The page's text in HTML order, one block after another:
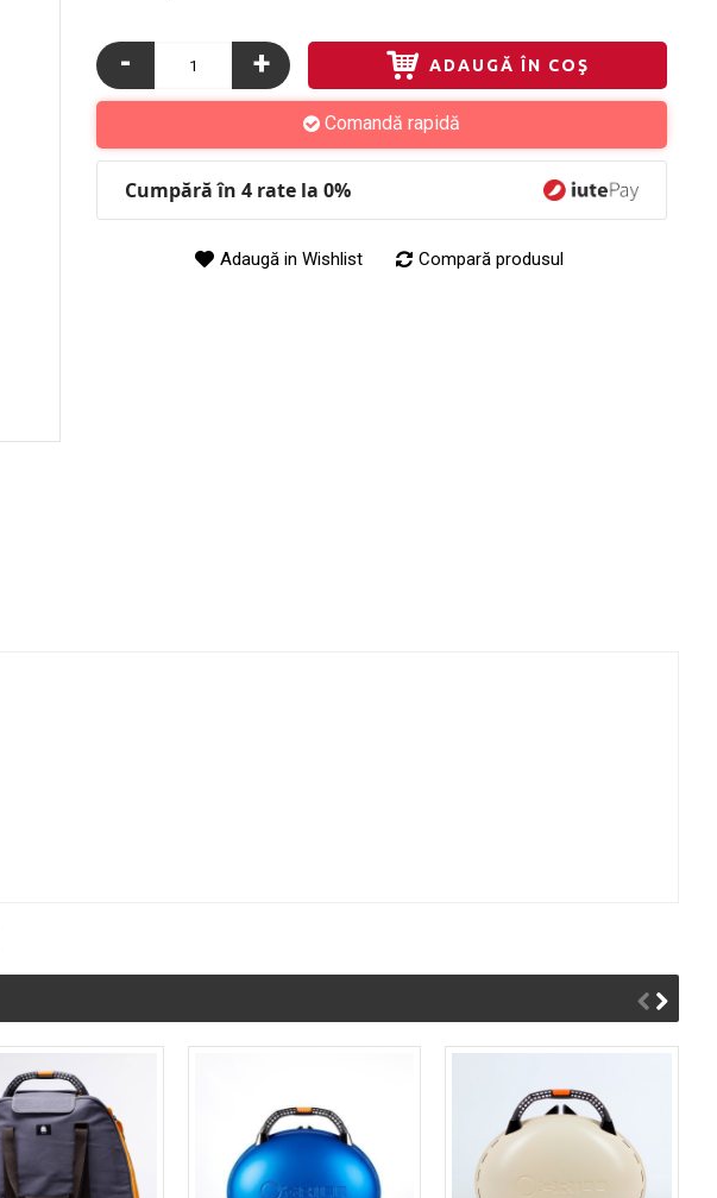
- + ADAUGĂ ÎN COŞ
Comandă rapidă
Cumpără în 4 rate la 0%
Adaugă in Wishlist Compară produsul